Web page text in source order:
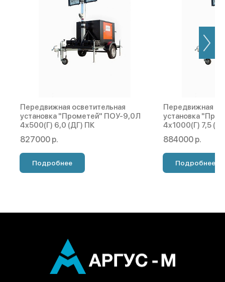
Передвижная осветительная
установка "Прометей" ПОУ-9,0Л
4х500(Г) 6,0 (ДГ) ПК
827000 р.
Подробнее
Передвижная
установка
4х1000(Г) 7,5
884000 р.
Подробнее